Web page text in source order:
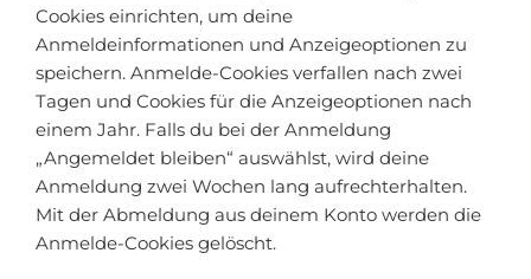
Cookies einrichten, um deine
Anmeldeinformationen und Anzeigeoptionen zu
speichern. Anmelde-Cookies verfallen nach zwei
Tagen und Cookies für die Anzeigeoptionen nach
einem Jahr. Falls du bei der Anmeldung
„Angemeldet bleiben“ auswählst, wird deine
Anmeldung zwei Wochen lang aufrechterhalten.
Mit der Abmeldung aus deinem Konto werden die
Anmelde-Cookies gelöscht.